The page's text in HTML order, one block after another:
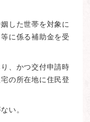
した世帯を対象に
に係る補助金を受
、かつ交付申請時
の所在地に住民登
い。